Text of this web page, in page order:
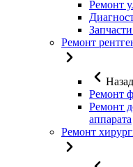
Ремонт
Ремонт
Назад
Ремонт
Ремонт
аппарата
Ремонт